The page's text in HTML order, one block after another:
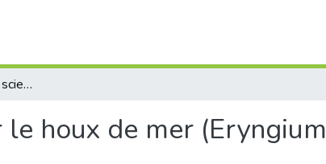
Synthèse des travaux scientifiques sur le houx de mer (Eryngium tricuspidatum)
houx de mer (Eryngium